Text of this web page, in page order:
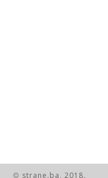
© strane.ba, 2018.